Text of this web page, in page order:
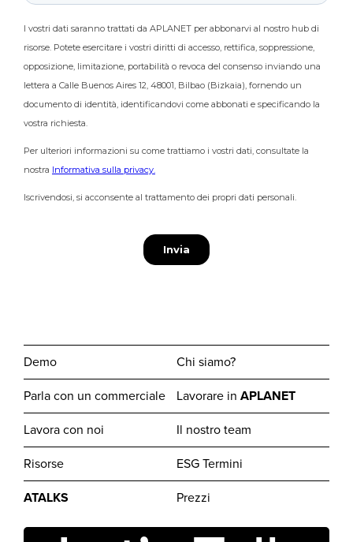
Demo
Parla con un commerciale
Lavora con noi
Risorse
ATALKS
Chi siamo?
Lavorare in APLANET
Il nostro team
ESG Termini
Prezzi